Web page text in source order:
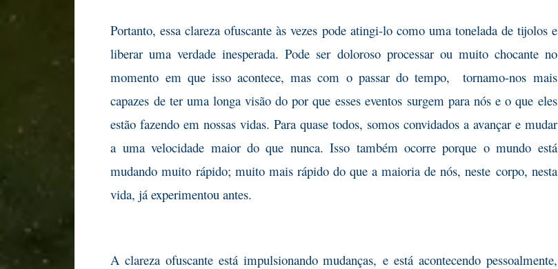
Portanto, essa clareza ofuscante às vezes pode atingi-lo como uma tonelada de tijolos e
liberar uma verdade inesperada. Pode ser doloroso processar ou muito chocante no
momento em que isso acontece, mas com o passar do tempo, tornamo-nos mais
capazes de ter uma longa visão do por que esses eventossurgem para nós e o que eles
estão fazendo em nossas vidas. Para quase todos, somos convidados a avançar e mudar
a uma velocidade maior do que nunca. Isso também ocorre porque o mundo está
mudando muito rápido; muito mais rápido do que a maioria de nós, neste corpo, nesta
vida, já experimentou antes.
A clareza ofuscante está impulsionando mudanças, e está acontecendo pessoalmente,